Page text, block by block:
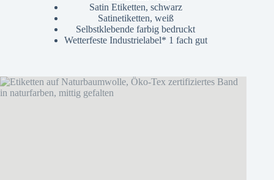
Satin Etiketten, schwarz
Satinetiketten, weiß
Selbstklebende farbig bedruckt
Wetterfeste Industrielabel* 1 fach gut